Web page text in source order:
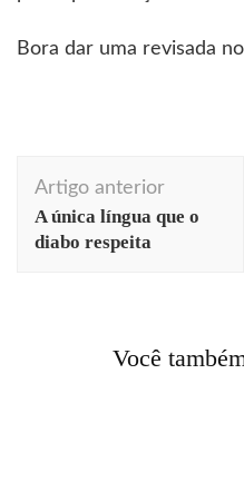
Bora dar uma revisada
de
post
Artigo anterior
A única língua que o
diabo respeita
Você
Episódio 7: Reichstag